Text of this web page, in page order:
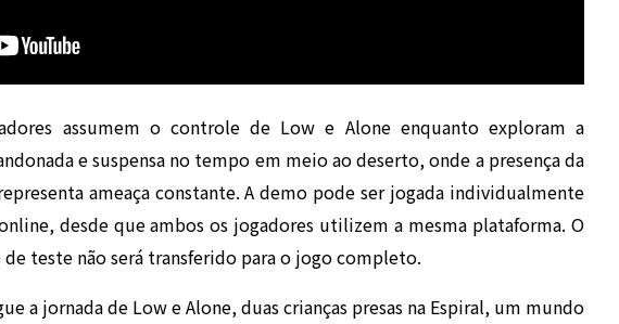
assumem o controle de Low e Alone enquanto exploram a
e suspensa no tempo em meio ao deserto, onde a presença da
ameaça constante. A demo pode ser jogada individualmente
desde que ambos os jogadores utilizem a mesma plataforma. O
teste não será transferido para o jogo completo.
a jornada de Low e Alone, duas crianças presas na Espiral, um mundo